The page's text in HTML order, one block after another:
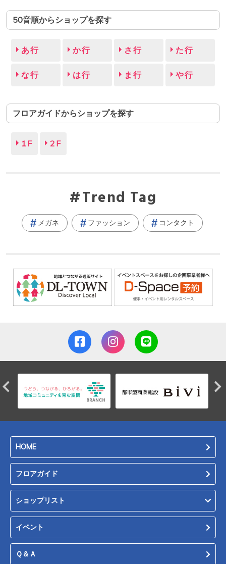
50音順からショップを探す
あ行 か行 さ行 た行
な行 は行 ま行 や行
フロアガイドからショップを探す
1F 2F
Trend Tag
メガネ ファッション コンタクト
HOME
フロアガイド
ショップリスト
イベント
Ｑ＆Ａ